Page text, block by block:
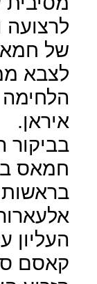
לרצועה
של
לצבא
איראן.
חמאס
העליון
קאסם